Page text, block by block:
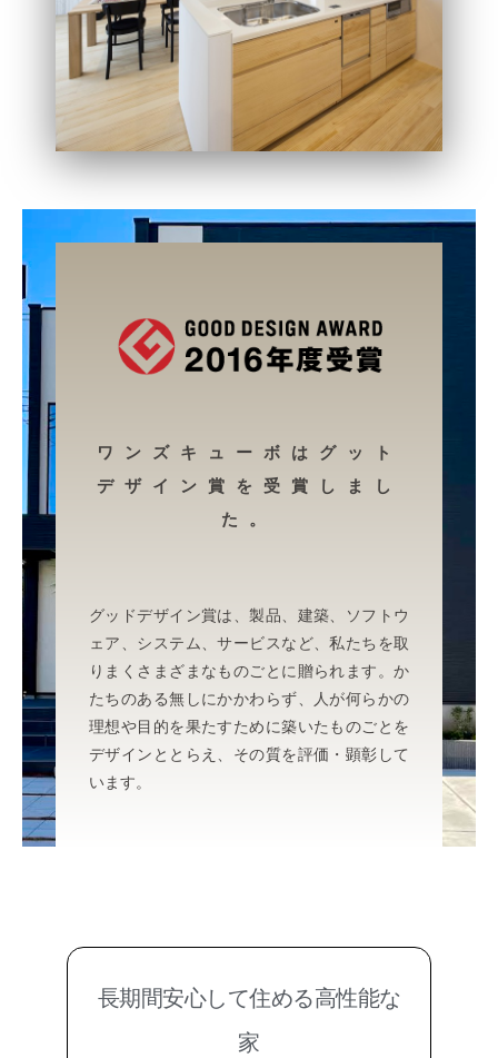
ワンズキューボはグット
デザイン賞を受賞しまし
た。
グッドデザイン賞は、製品、建築、ソフトウ
ェア、システム、サービスなど、私たちを取
りまくさまざまなものごとに贈られます。か
たちのある無しにかかわらず、人が何らかの
理想や目的を果たすために築いたものごとを
デザインととらえ、その質を評価・顕彰して
います。
長期間安心して住める高性能な
家